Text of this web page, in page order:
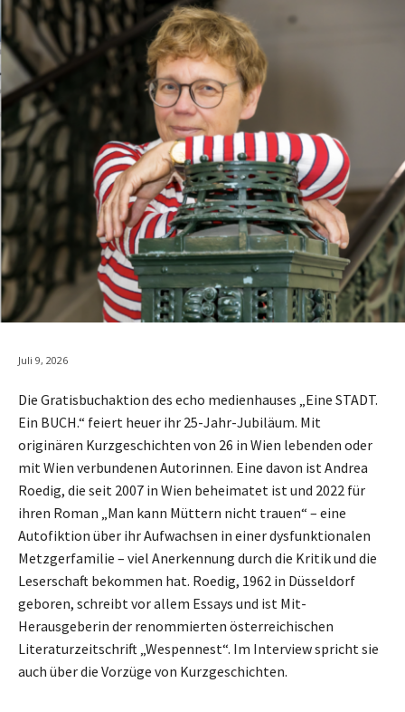
Juli 9, 2026
Die Gratisbuchaktion des echo medienhauses „Eine STADT.
Ein BUCH.“ feiert heuer ihr 25-Jahr-Jubiläum. Mit
originären Kurzgeschichten von 26 in Wien lebenden oder
mit Wien verbundenen Autorinnen. Eine davon ist Andrea
Roedig, die seit 2007 in Wien beheimatet ist und 2022 für
ihren Roman „Man kann Müttern nicht trauen“ – eine
Autofiktion über ihr Aufwachsen in einer dysfunktionalen
Metzgerfamilie – viel Anerkennung durch die Kritik und die
Leserschaft bekommen hat. Roedig, 1962 in Düsseldorf
geboren, schreibt vor allem Essays und ist Mit-
Herausgeberin der renommierten österreichischen
Literaturzeitschrift „Wespennest“. Im Interview spricht sie
auch über die Vorzüge von Kurzgeschichten.